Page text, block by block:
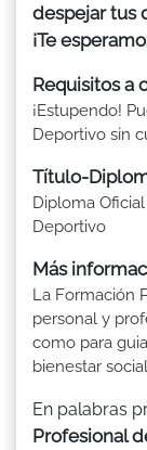
despejar tus
¡Te
Requisitos a
¡Estupendo!
Deportivo sin
Título-
Diploma
Deportivo
Más
La Formación
personal y
como para
bienestar
En palabras
Profesional